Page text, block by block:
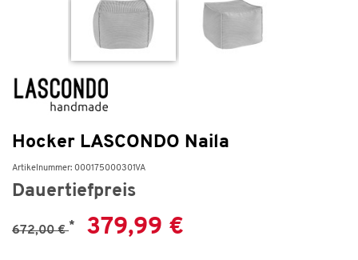
Hocker LASCONDO Naila
Artikelnummer: 000175000301VA
Dauertiefpreis
672,00 €* 379,99 €